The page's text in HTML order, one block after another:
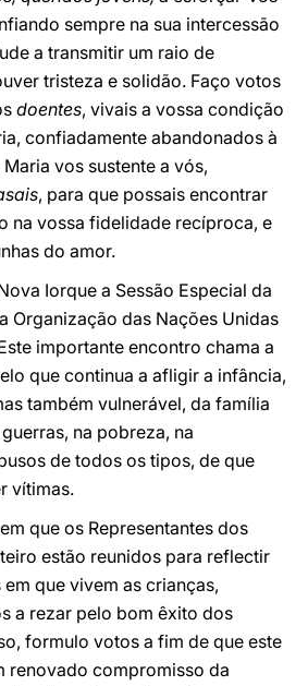
sempre na sua intercessão
a transmitir um raio de
tristeza e solidão. Faço votos
doentes, vivais a vossa condição
confiadamente abandonados à
vos sustente a vós,
, para que possais encontrar
na vossa fidelidade recíproca, e
do amor.
Iorque a Sessão Especial da
Organização das Nações Unidas
importante encontro chama a
que continua a afligir a infância,
também vulnerável, da família
na pobreza, na
de todos os tipos, de que
vítimas.
que os Representantes dos
estão reunidos para reflectir
que vivem as crianças,
a rezar pelo bom êxito dos
formulo votos a fim de que este
renovado compromisso da